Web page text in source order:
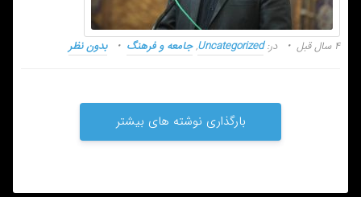
۴ سال قبل در:Uncategorized
,جامعه و فرهنگ بدون نظر
بارگذاری نوشته های بیشتر